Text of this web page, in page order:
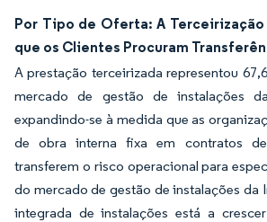
Por Tipo de Oferta: A Terceirização
que os Clientes Procuram
A prestação terceirizada representou
mercado de gestão de instalações
expandindo-se à medida que as
de obra interna fixa em contratos
transferem o risco operacional para
do mercado de gestão de instalações da
integrada de instalações está a